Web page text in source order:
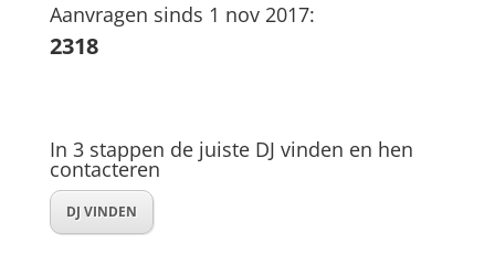
Aanvragen sinds 1 nov 2017:
2318
In 3 stappen de juiste DJ vinden en hen
contacteren
DJ VINDEN